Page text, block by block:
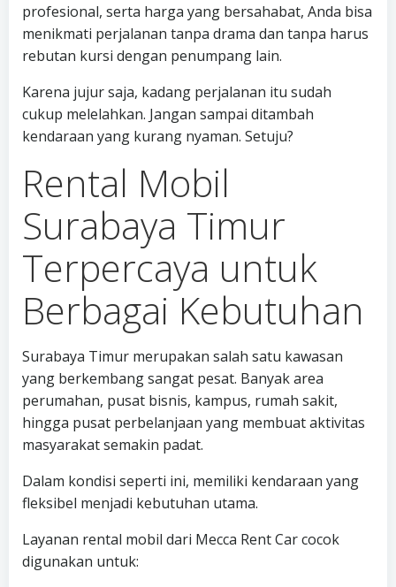
profesional, serta harga yang bersahabat, Anda bisa
menikmati perjalanan tanpa drama dan tanpa harus
rebutan kursi dengan penumpang lain.
Karena jujur saja, kadang perjalanan itu sudah
cukup melelahkan. Jangan sampai ditambah
kendaraan yang kurang nyaman. Setuju?
Rental Mobil
Surabaya Timur
Terpercaya untuk
Berbagai Kebutuhan
Surabaya Timur merupakan salah satu kawasan
yang berkembang sangat pesat. Banyak area
perumahan, pusat bisnis, kampus, rumah sakit,
hingga pusat perbelanjaan yang membuat aktivitas
masyarakat semakin padat.
Dalam kondisi seperti ini, memiliki kendaraan yang
fleksibel menjadi kebutuhan utama.
Layanan rental mobil dari Mecca Rent Car cocok
digunakan untuk: